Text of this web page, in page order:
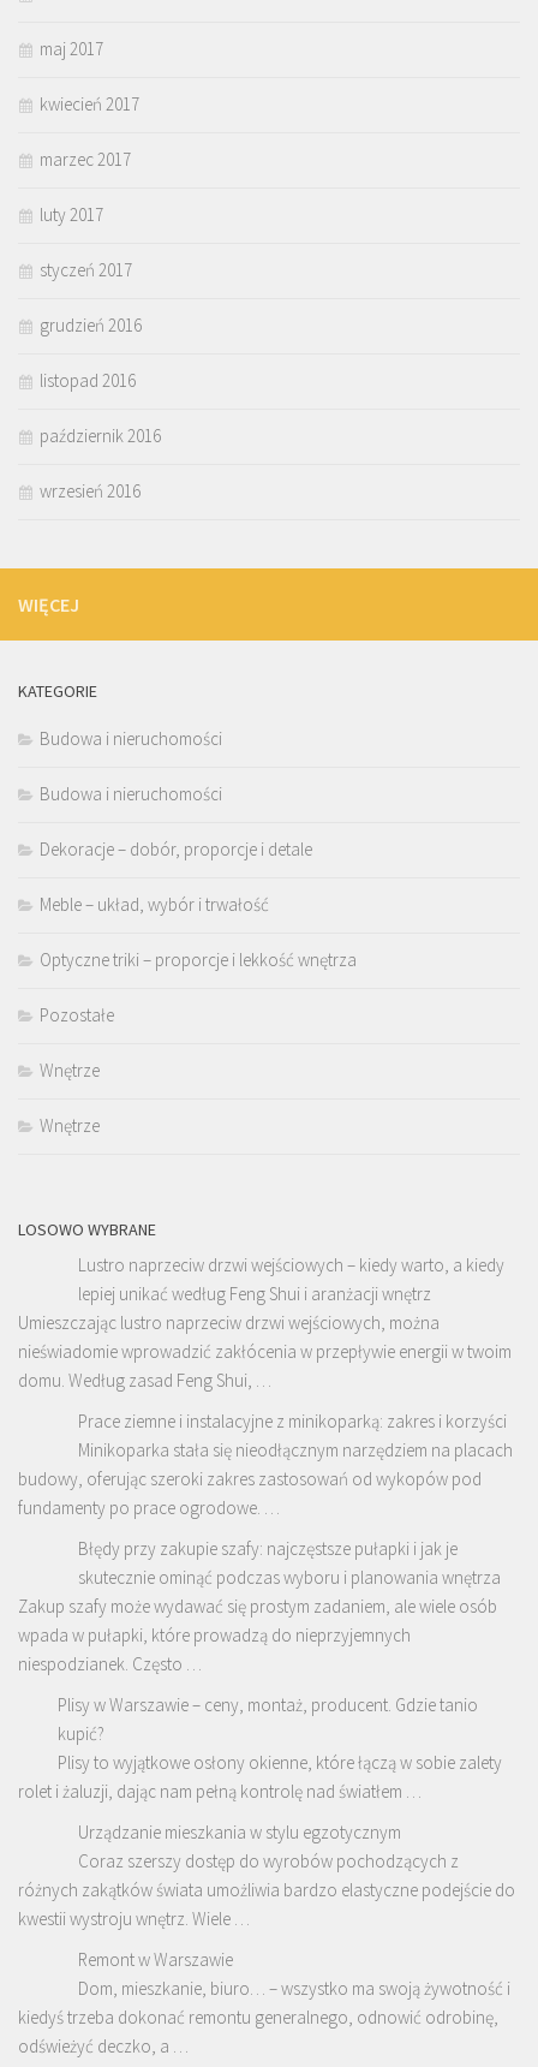
maj 2017
kwiecień 2017
marzec 2017
luty 2017
styczeń 2017
grudzień 2016
listopad 2016
październik 2016
wrzesień 2016
WIĘCEJ
KATEGORIE
Budowa i nieruchomości
Budowa i nieruchomości
Dekoracje – dobór, proporcje i detale
Meble – układ, wybór i trwałość
Optyczne triki – proporcje i lekkość wnętrza
Pozostałe
Wnętrze
Wnętrze
LOSOWO WYBRANE
Lustro naprzeciw drzwi wejściowych – kiedy warto, a kiedy
lepiej unikać według Feng Shui i aranżacji wnętrz
Umieszczając lustro naprzeciw drzwi wejściowych, można
nieświadomie wprowadzić zakłócenia w przepływie energii w twoim
domu. Według zasad Feng Shui, …
Prace ziemne i instalacyjne z minikoparką: zakres i korzyści
Minikoparka stała się nieodłącznym narzędziem na placach
budowy, oferując szeroki zakres zastosowań od wykopów pod
fundamenty po prace ogrodowe. …
Błędy przy zakupie szafy: najczęstsze pułapki i jak je
skutecznie ominąć podczas wyboru i planowania wnętrza
Zakup szafy może wydawać się prostym zadaniem, ale wiele osób
wpada w pułapki, które prowadzą do nieprzyjemnych
niespodzianek. Często …
Plisy w Warszawie – ceny, montaż, producent. Gdzie tanio
kupić?
Plisy to wyjątkowe osłony okienne, które łączą w sobie zalety
rolet i żaluzji, dając nam pełną kontrolę nad światłem …
Urządzanie mieszkania w stylu egzotycznym
Coraz szerszy dostęp do wyrobów pochodzących z
różnych zakątków świata umożliwia bardzo elastyczne podejście do
kwestii wystroju wnętrz. Wiele …
Remont w Warszawie
Dom, mieszkanie, biuro… – wszystko ma swoją żywotność i
kiedyś trzeba dokonać remontu generalnego, odnowić odrobinę,
odświeżyć deczko, a …